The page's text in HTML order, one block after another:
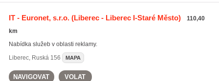
IT - Euronet, s.r.o.(Liberec - Liberec I-Staré Město)
110,40
km
Nabídka služeb v oblasti reklamy.
Liberec, Ruská 156 MAPA
NAVIGOVAT VOLAT